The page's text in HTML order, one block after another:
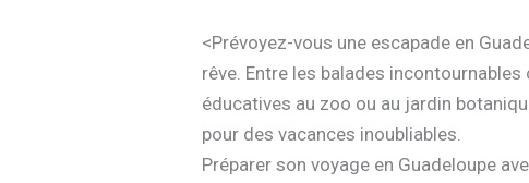
<Prévoyez-vous une escapade en
rêve. Entre les balades
éducatives au zoo ou au jardin
pour des vacances inoubliables.
Préparer son voyage en Guadeloupe